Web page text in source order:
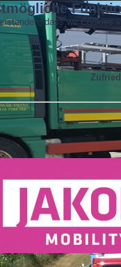
dass wir Cookies